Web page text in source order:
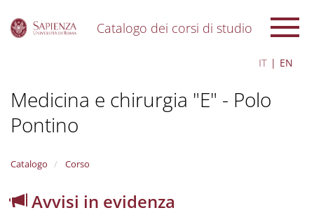
Catalogo dei corsi di studio
IT EN
Medicina e chirurgia "E" - Polo
Pontino
Catalogo Corso
Avvisi in evidenza